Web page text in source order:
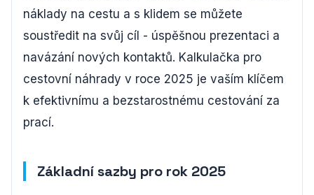
náklady na cestu a s klidem se můžete
soustředit na svůj cíl - úspěšnou prezentaci a
navázání nových kontaktů. Kalkulačka pro
cestovní náhrady v roce 2025 je vaším klíčem
k efektivnímu a bezstarostnému cestování za
prací.
Základní sazby pro rok 2025